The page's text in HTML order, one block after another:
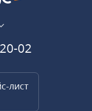
02
лист